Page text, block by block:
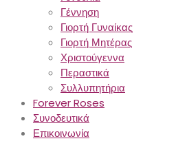
Γέννηση
Γιορτή Γυναίκας
Γιορτή Μητέρας
Χριστούγεννα
Περαστικά
Συλλυπητήρια
Forever Roses
Συνοδευτικά
Επικοινωνία